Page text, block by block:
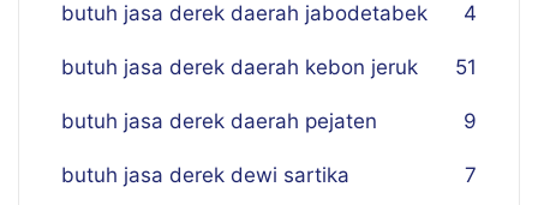
butuh jasa derek daerah jabodetabek 4
butuh jasa derek daerah kebon jeruk 51
butuh jasa derek daerah pejaten 9
butuh jasa derek dewi sartika 7